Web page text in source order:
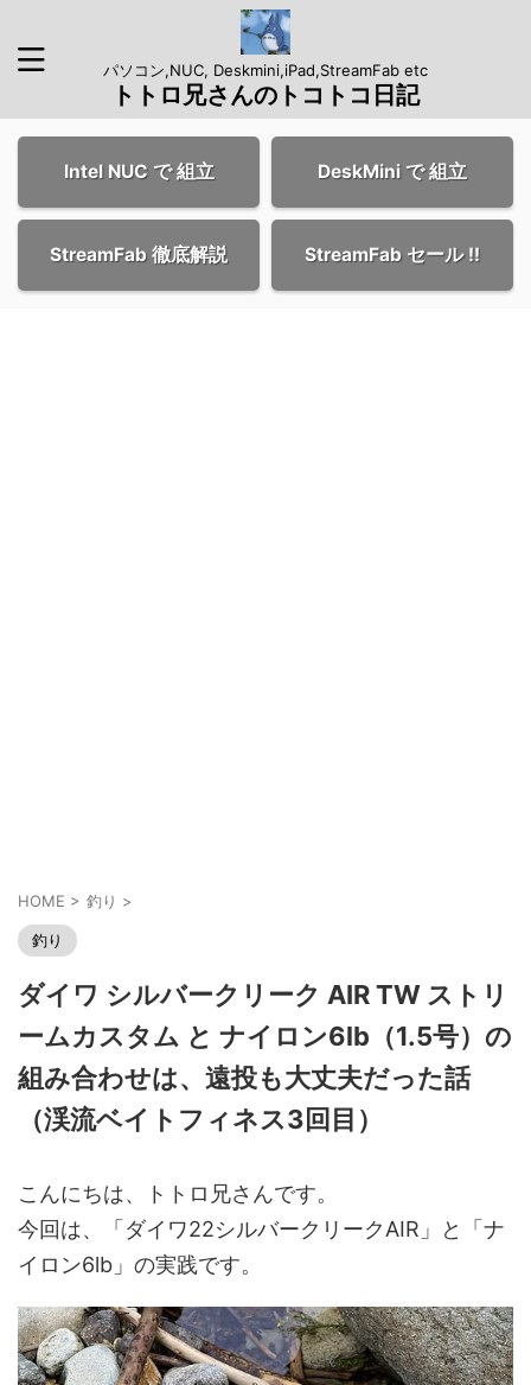
パソコン,NUC, Deskmini,iPad,StreamFab etc
トトロ兄さんのトコトコ日記
Intel NUC で 組立 DeskMini で 組立
StreamFab 徹底解説 StreamFab セール !!
HOME > 釣り >
釣り
ダイワ シルバークリーク AIR TW ストリ
ームカスタム と ナイロン6lb（1.5号）の
組み合わせは、遠投も大丈夫だった話
（渓流ベイトフィネス3回目）
こんにちは、トトロ兄さんです。
今回は、「ダイワ22シルバークリークAIR」と「ナ
イロン6lb」の実践です。